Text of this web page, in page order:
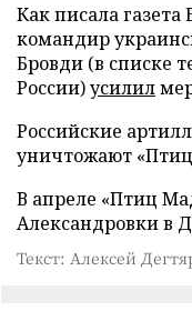
Как писала
командир
Бровди (в списке
России)усилил
Российские
уничтожают
В апреле «Птиц
Александровки в
Текст: Алексей